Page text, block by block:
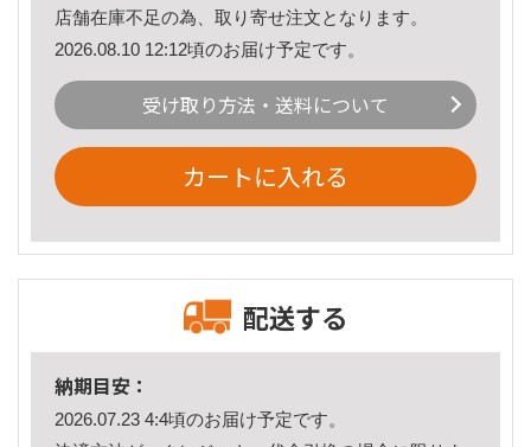
店舗在庫不足の為、取り寄せ注文となります。
2026.08.10 12:12頃のお届け予定です。
受け取り方法・送料について
カートに入れる
配送する
納期目安：
2026.07.23 4:4頃のお届け予定です。